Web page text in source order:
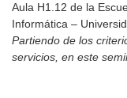
Aula H1.12 de la
Informática –
Partiendo de los
servicios, en este